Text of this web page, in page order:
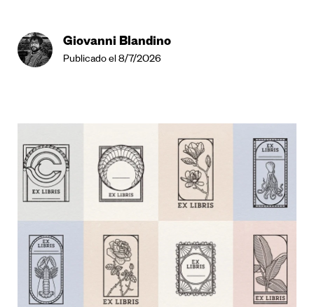
Giovanni Blandino
Publicado el 8/7/2026